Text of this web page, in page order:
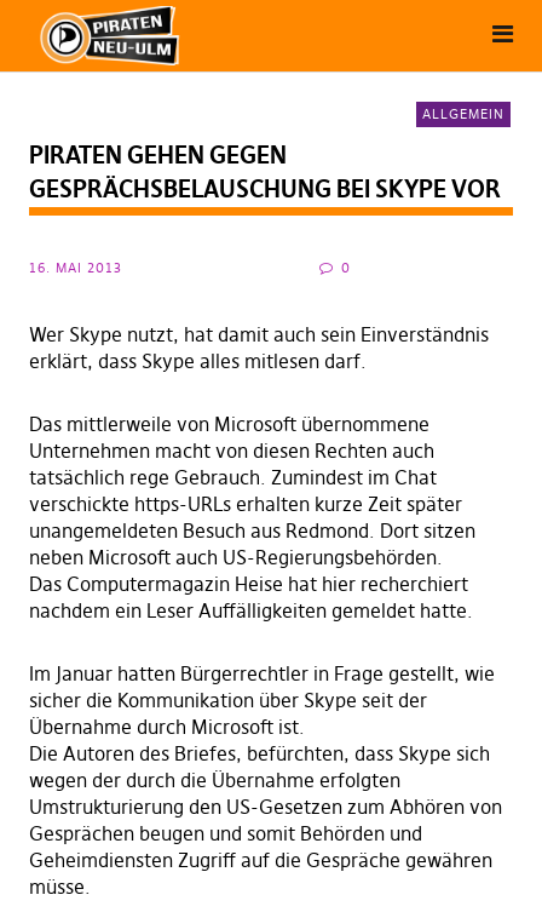
ALLGEMEIN
PIRATEN GEHEN GEGEN
GESPRÄCHSBELAUSCHUNG BEI SKYPE VOR
16. MAI 2013 0
Wer Skype nutzt, hat damit auch sein Einverständnis
erklärt, dass Skype alles mitlesen darf.
Das mittlerweile von Microsoft übernommene
Unternehmen macht von diesen Rechten auch
tatsächlich rege Gebrauch. Zumindest im Chat
verschickte https-URLs erhalten kurze Zeit später
unangemeldeten Besuch aus Redmond. Dort sitzen
neben Microsoft auch US-Regierungsbehörden.
Das Computermagazin Heise hat hier recherchiert
nachdem ein Leser Auffälligkeiten gemeldet hatte.
Im Januar hatten Bürgerrechtler in Frage gestellt, wie
sicher die Kommunikation über Skype seit der
Übernahme durch Microsoft ist.
Die Autoren des Briefes, befürchten, dass Skype sich
wegen der durch die Übernahme erfolgten
Umstrukturierung den US-Gesetzen zum Abhören von
Gesprächen beugen und somit Behörden und
Geheimdiensten Zugriff auf die Gespräche gewähren
müsse.